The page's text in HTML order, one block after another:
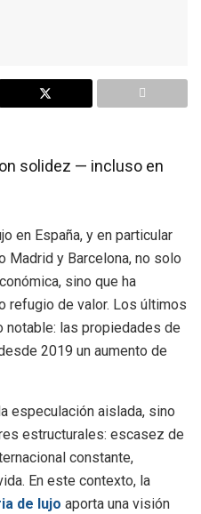
solidez — incluso en
en España, y en particular
Madrid y Barcelona, no solo
sino que ha
refugio de valor. Los últimos
notable: las propiedades de
2019 un aumento de
especulación aislada, sino
estructurales: escasez de
constante,
En este contexto, la
de lujo aporta una visión